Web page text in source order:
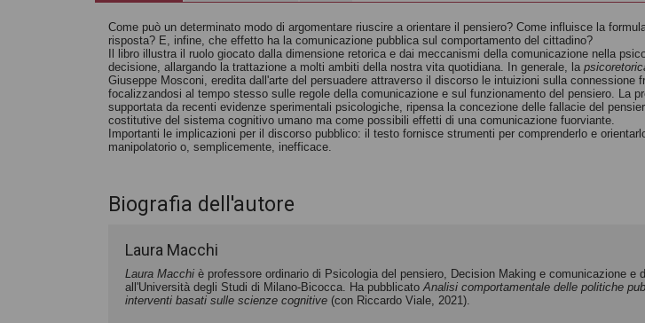
Le lingue
impossibili
Andrea Moro
Come può un determinato modo di argomentare riuscire a orientare il pensiero? Come influisce la
risposta? E, infine, che effetto ha la comunicazione pubblica sul comportamento del cittadino?
Il libro illustra il ruolo giocato dalla dimensione retorica e dai meccanismi della comunicazione nella
decisione, allargando la trattazione a molti ambiti della nostra vita quotidiana. In generale, la
Giuseppe Mosconi, eredita dall'arte del persuadere attraverso il discorso le intuizioni sulla connessione
focalizzandosi al tempo stesso sulle regole della comunicazione e sul funzionamento del pensiero. La
supportata da recenti evidenze sperimentali psicologiche, ripensa la concezione delle fallacie del
costitutive del sistema cognitivo umano ma come possibili effetti di una comunicazione fuorviante.
Importanti le implicazioni per il discorso pubblico: il testo fornisce strumenti per comprenderlo e
manipolatorio o, semplicemente, inefficace.
Biografia dell'autore
Laura Macchi
Laura Macchi è professore ordinario di Psicologia del pensiero, Decision Making e comunicazione e
all'Università degli Studi di Milano-Bicocca. Ha pubblicatoAnalisi comportamentale delle politiche
interventi basati sulle scienze cognitive (con Riccardo Viale, 2021).